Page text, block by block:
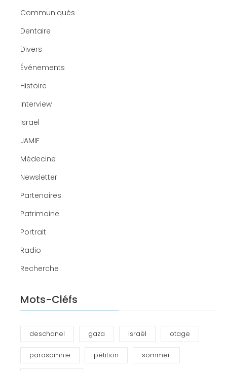
Communiqués
Dentaire
Divers
Événements
Histoire
Interview
Israël
JAMIF
Médecine
Newsletter
Partenaires
Patrimoine
Portrait
Radio
Recherche
Mots-Cléfs
deschanel gaza israël otage
parasomnie pétition sommeil